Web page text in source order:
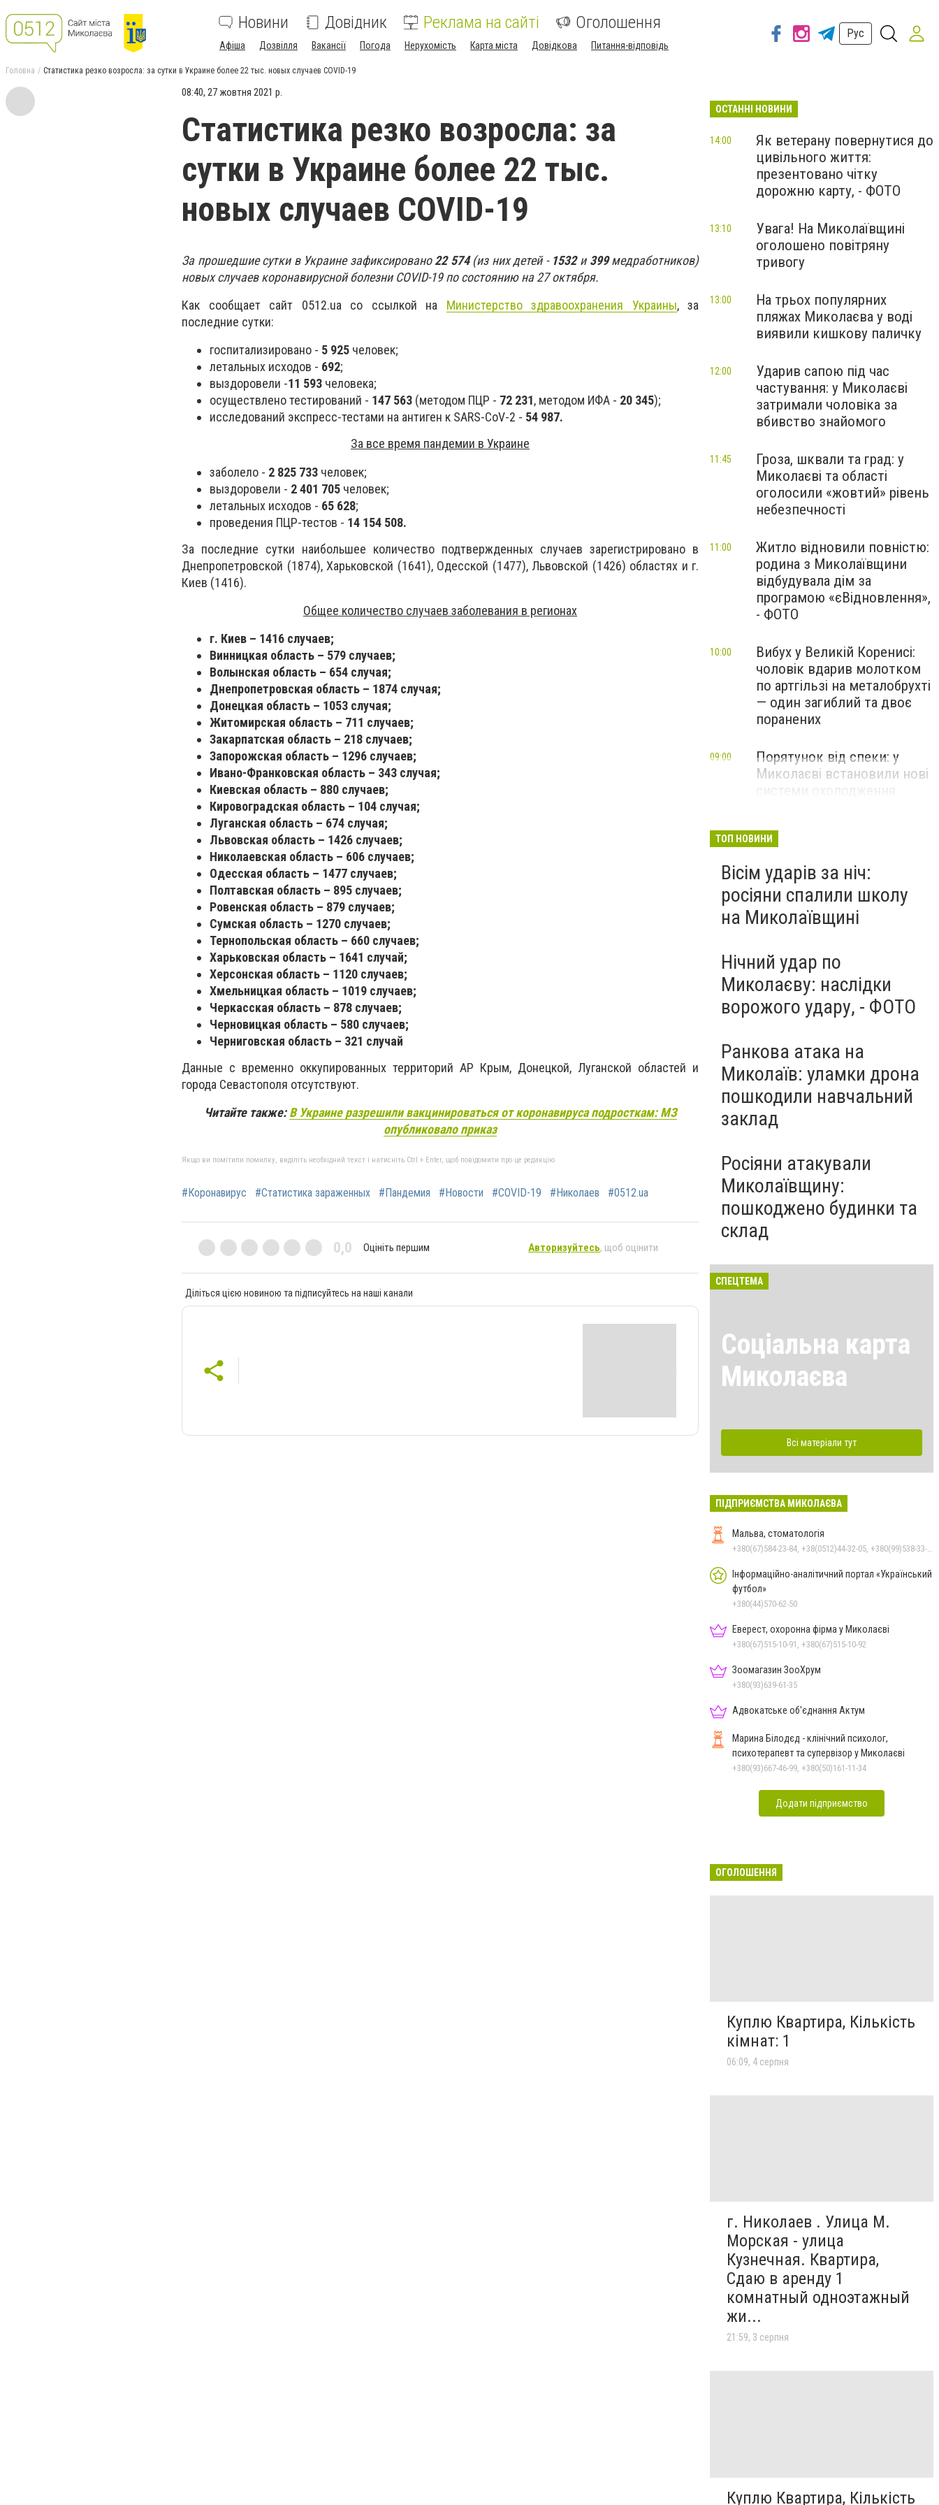
Новини Довідник Реклама на сайті Оголошення
Афіша Дозвілля Вакансії Погода Нерухомість Карта міста Довідкова Питання-відповідь
Рус
Головна Статистика резко возросла: за сутки в Украине более 22 тыс. новых случаев COVID-19
08:40, 27 жовтня 2021 р.
Статистика резко возросла: за
сутки в Украине более 22 тыс.
новых случаев COVID-19
За прошедшие сутки в Украине зафиксировано22 574(из них детей - 1532и 399медработников)
новых случаев коронавирусной болезни COVID-19 по состоянию на 27 октября.
Как сообщает сайт 0512.ua со ссылкой на Министерство здравоохранения Украины, за
последние сутки:
госпитализировано - 5 925 человек;
летальных исходов - 692;
выздоровели -11 593 человека;
осуществлено тестирований - 147 563 (методом ПЦР - 72 231, методом ИФА - 20 345);
исследований экспресс-тестами на антиген к SARS-CoV-2 - 54 987.
За все время пандемии в Украине
заболело - 2 825 733 человек;
выздоровели - 2 401 705 человек;
летальных исходов - 65 628;
проведения ПЦР-тестов - 14 154 508.
За последние сутки наибольшее количество подтвержденных случаев зарегистрировано в
Днепропетровской (1874), Харьковской (1641), Одесской (1477), Львовской (1426) областях и г.
Киев (1416).
Общее количество случаев заболевания в регионах
г. Киев – 1416 случаев;
Винницкая область – 579 случаев;
Волынская область – 654 случая;
Днепропетровская область – 1874 случая;
Донецкая область – 1053 случая;
Житомирская область – 711 случаев;
Закарпатская область – 218 случаев;
Запорожская область – 1296 случаев;
Ивано-Франковская область – 343 случая;
Киевская область – 880 случаев;
Кировоградская область – 104 случая;
Луганская область – 674 случая;
Львовская область – 1426 случаев;
Николаевская область – 606 случаев;
Одесская область – 1477 случаев;
Полтавская область – 895 случаев;
Ровенская область – 879 случаев;
Сумская область – 1270 случаев;
Тернопольская область – 660 случаев;
Харьковская область – 1641 случай;
Херсонская область – 1120 случаев;
Хмельницкая область – 1019 случаев;
Черкасская область – 878 случаев;
Черновицкая область – 580 случаев;
Черниговская область – 321 случай
Данные с временно оккупированных территорий АР Крым, Донецкой, Луганской областей и
города Севастополя отсутствуют.
Читайте также:В Украине разрешили вакцинироваться от коронавируса подросткам: МЗ
опубликовало приказ
Якщо ви помітили помилку, виділіть необхідний текст і натисніть Ctrl + Enter, щоб повідомити про це редакцію
#Коронавирус #Статистика зараженных #Пандемия #Новости #COVID-19 #Николаев #0512.ua
0,0 Оцініть першим Авторизуйтесь, щоб оцінити
Діліться цією новиною та підписуйтесь на наші канали
ОСТАННІ НОВИНИ
Як ветерану повернутися до
цивільного життя:
презентовано чітку
дорожню карту, - ФОТО
14:00
Увага! На Миколаївщині
оголошено повітряну
тривогу
13:10
На трьох популярних
пляжах Миколаєва у воді
виявили кишкову паличку
13:00
Ударив сапою під час
частування: у Миколаєві
затримали чоловіка за
вбивство знайомого
12:00
Гроза, шквали та град: у
Миколаєві та області
оголосили «жовтий» рівень
небезпечності
11:45
Житло відновили повністю:
родина з Миколаївщини
відбудувала дім за
програмою «єВідновлення»,
- ФОТО
11:00
Вибух у Великій Коренисі:
чоловік вдарив молотком
по артгільзі на металобрухті
— один загиблий та двоє
поранених
10:00
Порятунок від спеки: у
Миколаєві встановили нові
09:00
ТОП НОВИНИ
Вісім ударів за ніч:
росіяни спалили школу
на Миколаївщині
Нічний удар по
Миколаєву: наслідки
ворожого удару, - ФОТО
Ранкова атака на
Миколаїв: уламки дрона
пошкодили навчальний
заклад
Росіяни атакували
Миколаївщину:
пошкоджено будинки та
склад
СПЕЦТЕМА
Соціальна карта
Миколаєва
Всі матеріали тут
ПІДПРИЄМСТВА МИКОЛАЄВА
Мальва, стоматологія
Інформаційно-аналітичний портал «Український
футбол»
+380(44)570-62-50
Еверест, охоронна фірма у Миколаєві
+380(67)515-10-91, +380(67)515-10-92
Зоомагазин ЗооХрум
+380(93)639-61-35
Адвокатське об'єднання Актум
Марина Білодєд - клінічний психолог,
психотерапевт та супервізор у Миколаєві
+380(93)667-46-99, +380(50)161-11-34
Додати підприємство
ОГОЛОШЕННЯ
Куплю Квартира, Кількість
кімнат: 1
06:09, 4 серпня
г. Николаев . Улица М.
Морская - улица
Кузнечная. Квартира,
Сдаю в аренду 1
комнатный одноэтажный
жи...
21:59, 3 серпня
Куплю Квартира, Кількість